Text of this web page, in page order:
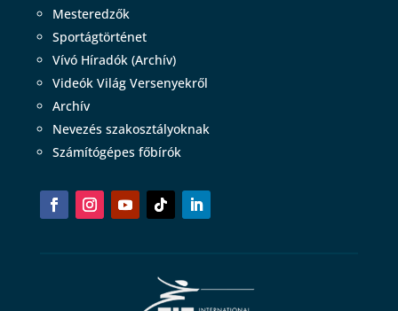
Mesteredzők
Sportágtörténet
Vívó Híradók (Archív)
Videók Világ Versenyekről
Archív
Nevezés szakosztályoknak
Számítógépes főbírók